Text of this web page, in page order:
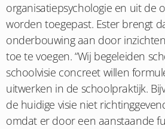
organisatiepsychologie en uit de
worden toegepast. Ester brengt
onderbouwing aan door
toe te voegen. “Wij begeleiden
schoolvisie concreet willen
uitwerken in de schoolpraktijk.
de huidige visie niet
omdat er door een aanstaande